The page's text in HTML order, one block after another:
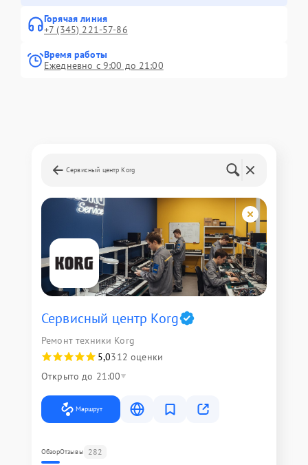
Горячая линия
+7 (345) 221-57-86
Время работы
Ежедневно с 9:00 до 21:00
Сервисный центр Korg
Сервисный центр Korg
Ремонт техники Korg
5,0312 оценки
Открыто до 21:00
Маршрут
ОбзорОтзывы 282